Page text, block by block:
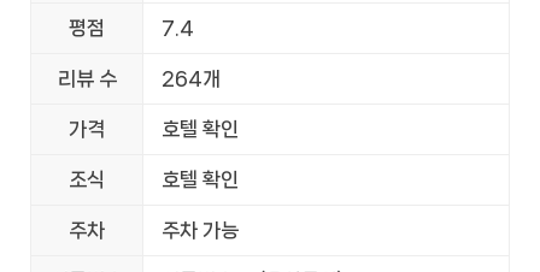
평점 7.4
리뷰 수 264개
가격 호텔 확인
조식 호텔 확인
주차 주차 가능